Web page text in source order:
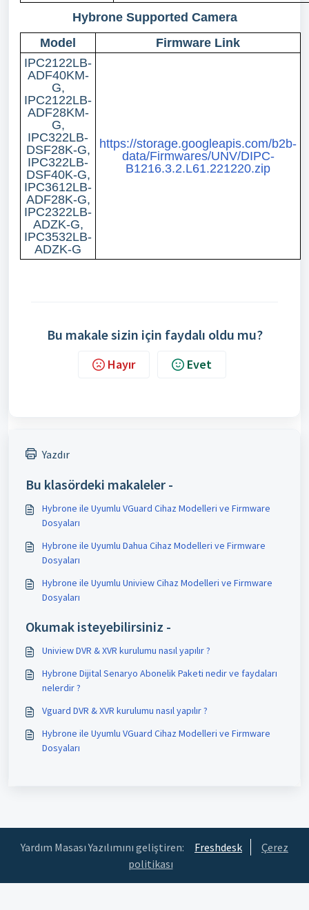
Hybrone Supported Camera
Model
Firmware Link
IPC2122LB-
ADF40KM-
G,
IPC2122LB-
ADF28KM-
G,
IPC322LB-
DSF28K-G,
IPC322LB-
DSF40K-G,
IPC3612LB-
ADF28K-G,
IPC2322LB-
ADZK-G,
IPC3532LB-
ADZK-G
https://storage.googleapis.com/b2b-
data/Firmwares/UNV/DIPC-
B1216.3.2.L61.221220.zip
Bu makale sizin için faydalı oldu mu?
Hayır Evet
Yazdır
Bu klasördeki makaleler -
Hybrone ile Uyumlu VGuard Cihaz Modelleri ve Firmware
Dosyaları
Hybrone ile Uyumlu Dahua Cihaz Modelleri ve Firmware
Dosyaları
Hybrone ile Uyumlu Uniview Cihaz Modelleri ve Firmware
Dosyaları
Okumak isteyebilirsiniz -
Uniview DVR & XVR kurulumu nasıl yapılır ?
Hybrone Dijital Senaryo Abonelik Paketi nedir ve faydaları
nelerdir ?
Vguard DVR & XVR kurulumu nasıl yapılır ?
Hybrone ile Uyumlu VGuard Cihaz Modelleri ve Firmware
Dosyaları
Yardım Masası Yazılımını geliştiren: Freshdesk
Çerez
politikası